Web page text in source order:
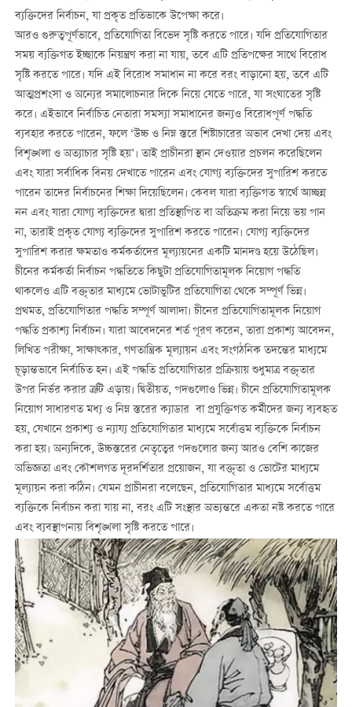
ব্যক্তিদের নির্বাচন, যা প্রকৃত প্রতিভাকে উপেক্ষা করে।
আরও গুরুত্বপূর্ণভাবে, প্রতিযোগিতা বিভেদ সৃষ্টি করতে পারে। যদি প্রতিযোগিতার
সময় ব্যক্তিগত ইচ্ছাকে নিয়ন্ত্রণ করা না যায়, তবে এটি প্রতিপক্ষের সাথে বিরোধ
সৃষ্টি করতে পারে। যদি এই বিরোধ সমাধান না করে বরং বাড়ানো হয়, তবে এটি
আত্মপ্রশংসা ও অন্যের সমালোচনার দিকে নিয়ে যেতে পারে, যা সংঘাতের সৃষ্টি
করে। এইভাবে নির্বাচিত নেতারা সমস্যা সমাধানের জন্যও বিরোধপূর্ণ পদ্ধতি
ব্যবহার করতে পারেন, ফলে ‘উচ্চ ও নিম্ন স্তরে শিষ্টাচারের অভাব দেখা দেয় এবং
বিশৃঙ্খলা ও অত্যাচার সৃষ্টি হয়’। তাই প্রাচীনরা স্থান দেওয়ার প্রচলন করেছিলেন
এবং যারা সর্বাধিক বিনয় দেখাতে পারেন এবং যোগ্য ব্যক্তিদের সুপারিশ করতে
পারেন তাদের নির্বাচনের শিক্ষা দিয়েছিলেন। কেবল যারা ব্যক্তিগত স্বার্থে আচ্ছন্ন
নন এবং যারা যোগ্য ব্যক্তিদের দ্বারা প্রতিস্থাপিত বা অতিক্রম করা নিয়ে ভয় পান
না, তারাই প্রকৃত যোগ্য ব্যক্তিদের সুপারিশ করতে পারেন। যোগ্য ব্যক্তিদের
সুপারিশ করার ক্ষমতাও কর্মকর্তাদের মূল্যায়নের একটি মানদণ্ড হয়ে উঠেছিল।
চীনের কর্মকর্তা নির্বাচন পদ্ধতিতে কিছুটা প্রতিযোগিতামূলক নিয়োগ পদ্ধতি
থাকলেও এটি বক্তৃতার মাধ্যমে ভোটাভুটির প্রতিযোগিতা থেকে সম্পূর্ণ ভিন্ন।
প্রথমত, প্রতিযোগিতার পদ্ধতি সম্পূর্ণ আলাদা। চীনের প্রতিযোগিতামূলক নিয়োগ
পদ্ধতি প্রকাশ্য নির্বাচন। যারা আবেদনের শর্ত পূরণ করেন, তারা প্রকাশ্য আবেদন,
লিখিত পরীক্ষা, সাক্ষাত্কার, গণতান্ত্রিক মূল্যায়ন এবং সংগঠনিক তদন্তের মাধ্যমে
চূড়ান্তভাবে নির্বাচিত হন। এই পদ্ধতি প্রতিযোগিতার প্রক্রিয়ায় শুধুমাত্র বক্তৃতার
উপর নির্ভর করার ত্রুটি এড়ায়। দ্বিতীয়ত, পদগুলোও ভিন্ন। চীনে প্রতিযোগিতামূলক
নিয়োগ সাধারণত মধ্য ও নিম্ন স্তরের ক্যাডার বা প্রযুক্তিগত কর্মীদের জন্য ব্যবহৃত
হয়, যেখানে প্রকাশ্য ও ন্যায্য প্রতিযোগিতার মাধ্যমে সর্বোত্তম ব্যক্তিকে নির্বাচন
করা হয়। অন্যদিকে, উচ্চস্তরের নেতৃত্বের পদগুলোর জন্য আরও বেশি কাজের
অভিজ্ঞতা এবং কৌশলগত দূরদর্শিতার প্রয়োজন, যা বক্তৃতা ও ভোটের মাধ্যমে
মূল্যায়ন করা কঠিন। যেমন প্রাচীনরা বলেছেন, প্রতিযোগিতার মাধ্যমে সর্বোত্তম
ব্যক্তিকে নির্বাচন করা যায় না, বরং এটি সংস্থার অভ্যন্তরে একতা নষ্ট করতে পারে
এবং ব্যবস্থাপনায় বিশৃঙ্খলা সৃষ্টি করতে পারে।